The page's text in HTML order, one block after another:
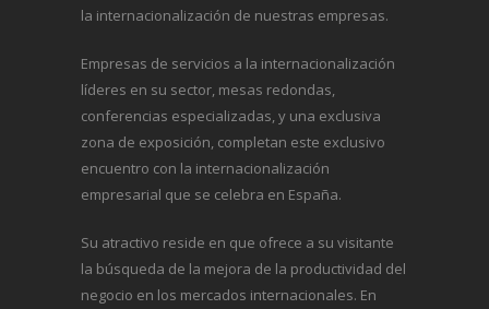
la internacionalización de nuestras empresas.
Empresas de servicios a la internacionalización
líderes en su sector, mesas redondas,
conferencias especializadas, y una exclusiva
zona de exposición, completan este exclusivo
encuentro con la internacionalización
empresarial que se celebra en España.
Su atractivo reside en que ofrece a su visitante
la búsqueda de la mejora de la productividad del
negocio en los mercados internacionales. En